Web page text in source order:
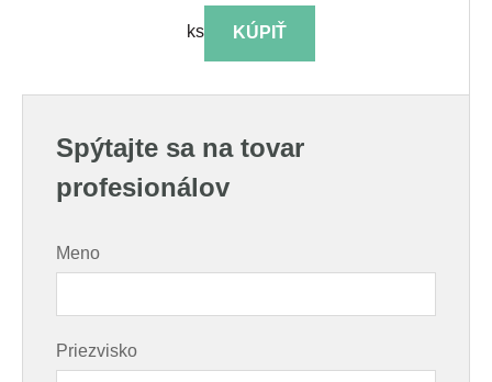
ks KÚPIŤ
Spýtajte sa na tovar
profesionálov
Meno
Priezvisko